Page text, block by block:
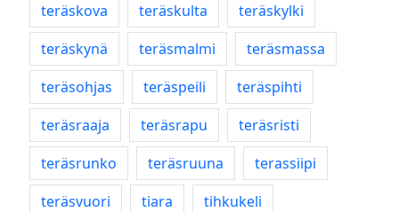
teräskova
teräskulta
teräskylki
teräskynä
teräsmalmi
teräsmassa
teräsohjas
teräspeili
teräspihti
teräsraaja
teräsrapu
teräsristi
teräsrunko
teräsruuna
terassiipi
teräsvuori
tiara
tihkukeli